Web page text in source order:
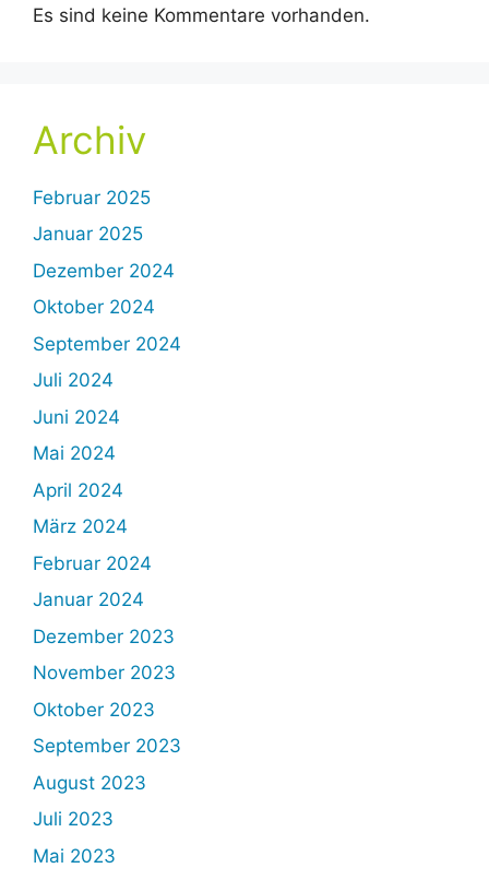
Es sind keine Kommentare vorhanden.
Archiv
Februar 2025
Januar 2025
Dezember 2024
Oktober 2024
September 2024
Juli 2024
Juni 2024
Mai 2024
April 2024
März 2024
Februar 2024
Januar 2024
Dezember 2023
November 2023
Oktober 2023
September 2023
August 2023
Juli 2023
Mai 2023